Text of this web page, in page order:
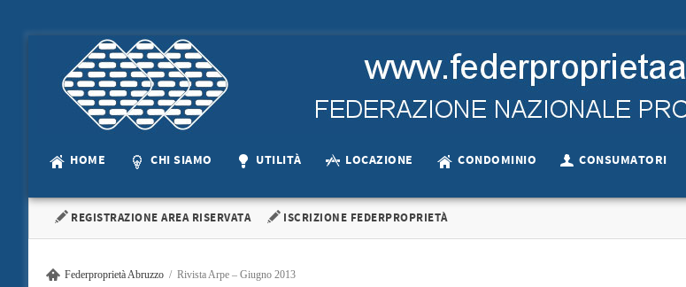
HOME CHI SIAMO UTILITÀ LOCAZIONE CONDOMINIO CONSUMATORI
REGISTRAZIONE AREA RISERVATA ISCRIZIONE FEDERPROPRIETÀ
Federproprietà Abruzzo Rivista Arpe – Giugno 2013